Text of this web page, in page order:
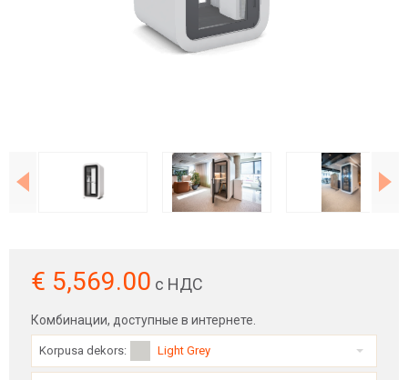
€ 5,569.00 с НДС
Комбинации, доступные в интернете.
Korpusa dekors: Light Grey